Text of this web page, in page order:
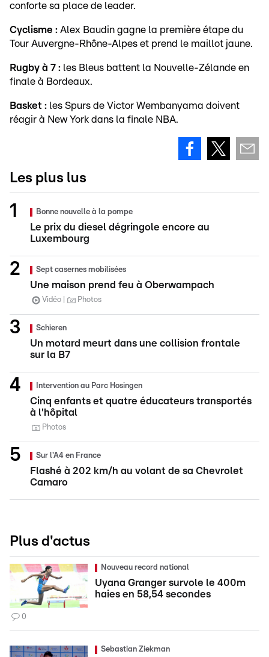
conforte sa place de leader.
Cyclisme : Alex Baudin gagne la première étape du
Tour Auvergne-Rhône-Alpes et prend le maillot jaune.
Rugby à 7 : les Bleus battent la Nouvelle-Zélande en
finale à Bordeaux.
Basket : les Spurs de Victor Wembanyama doivent
réagir à New York dans la finale NBA.
Les plus lus
Bonne nouvelle à la pompe
Le prix du diesel dégringole encore au
Luxembourg
Sept casernes mobilisées
Une maison prend feu à Oberwampach
Vidéo Photos
Schieren
Un motard meurt dans une collision frontale
sur la B7
Intervention au Parc Hosingen
Cinq enfants et quatre éducateurs transportés
à l'hôpital
Photos
Sur l'A4 en France
Flashé à 202 km/h au volant de sa Chevrolet
Camaro
Plus d'actus
Nouveau record national
Uyana Granger survole le 400m
haies en 58,54 secondes
0
Sebastian Ziekman